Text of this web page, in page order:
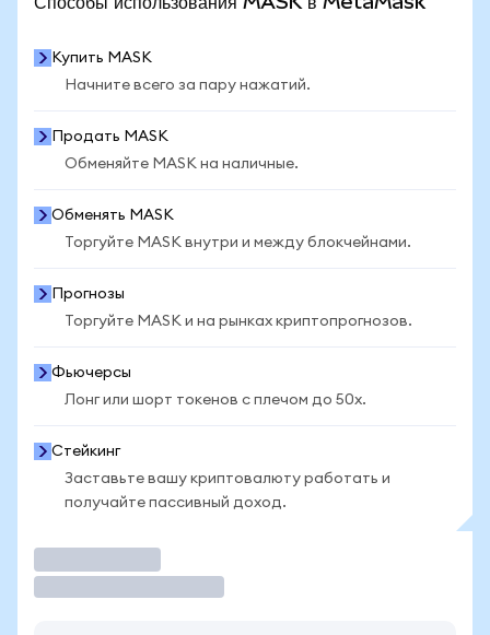
Купить MASK
Начните всего за пару нажатий.
Продать MASK
Обменяйте MASK на наличные.
Обменять MASK
Торгуйте MASK внутри и между блокчейнами.
Прогнозы
Торгуйте MASK и на рынках криптопрогнозов.
Фьючерсы
Лонг или шорт токенов с плечом до 50x.
Стейкинг
Заставьте вашу криптовалюту работать и
получайте пассивный доход.